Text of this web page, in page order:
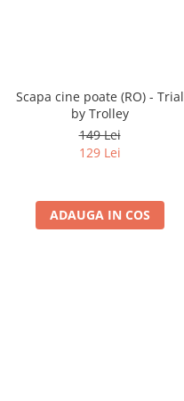
Scapa cine poate (RO) - Trial
by Trolley
149 Lei
129 Lei
ADAUGA IN COS